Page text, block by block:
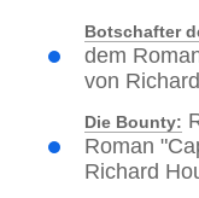
Botschafter
dem
von
Die Bounty:
Roman
Richard